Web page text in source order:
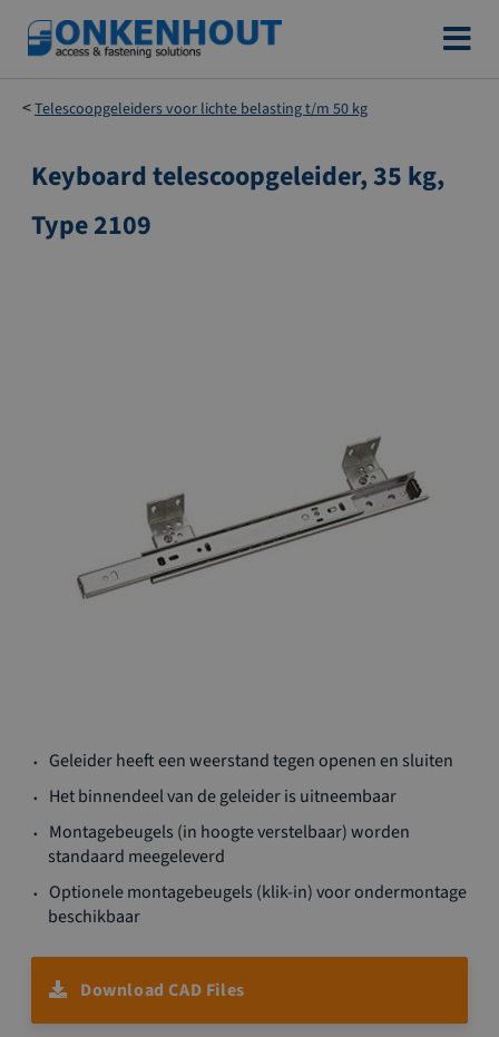
Ga
naar
de
inhoud
Telescoopgeleiders voor lichte belasting t/m 50 kg
Ga
naar
het
einde
Keyboard telescoopgeleider, 35 kg,
Type 2109
naar
het
van
afbeeldingen-
gallerij
Geleider heeft een weerstand tegen openen en sluiten
Het binnendeel van de geleider is uitneembaar
Montagebeugels (in hoogte verstelbaar) worden
standaard meegeleverd
Optionele montagebeugels (klik-in) voor ondermontage
beschikbaar
Download CAD Files